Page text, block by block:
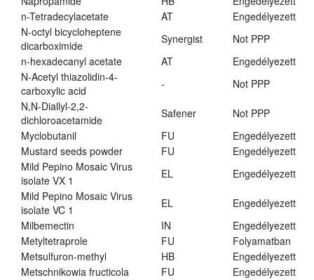
n-Tetradecylacetate
AT
Engedélyezett
N-octyl bicycloheptene
dicarboximide
Synergist
Not PPP
n-hexadecanyl acetate
AT
Engedélyezett
N-Acetyl thiazolidin-4-
carboxylic acid
-
Not PPP
N,N-Diallyl-2,2-
dichloroacetamide
Safener
Not PPP
Myclobutanil
FU
Engedélyezett
Mustard seeds powder
FU
Engedélyezett
Mild Pepino Mosaic Virus
isolate VX 1
EL
Engedélyezett
Mild Pepino Mosaic Virus
isolate VC 1
EL
Engedélyezett
Milbemectin
IN
Engedélyezett
Metyltetraprole
FU
Folyamatban
Metsulfuron-methyl
HB
Engedélyezett
Metschnikowia fructicola
FU Engedélyezett